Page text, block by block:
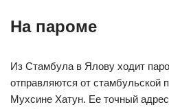
На пароме
Из Стамбула в Ялову ходит
отправляются от стамбульской
Мухсине Хатун. Ее точный